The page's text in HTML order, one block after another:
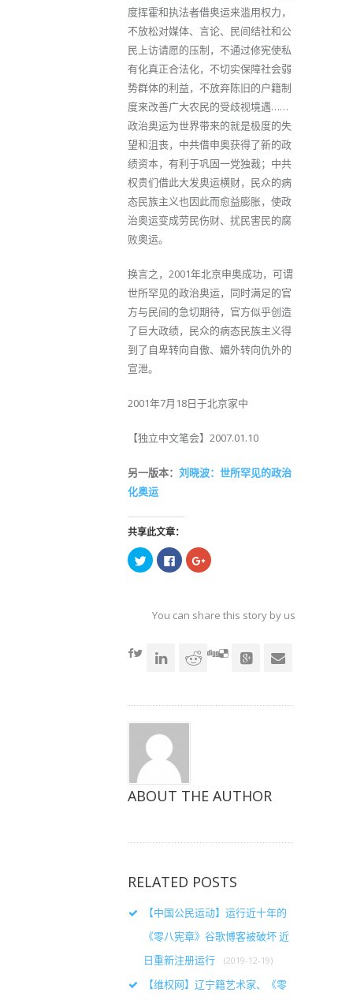
度挥霍和执法者借奥运来滥用权力，
不放松对媒体、言论、民间结社和公
民上访请愿的压制，不通过修宪使私
有化真正合法化，不切实保障社会弱
势群体的利益，不放弃陈旧的户籍制
度来改善广大农民的受歧视境遇……
政治奥运为世界带来的就是极度的失
望和沮丧，中共借申奥获得了新的政
绩资本，有利于巩固一党独裁；中共
权贵们借此大发奥运横财，民众的病
态民族主义也因此而愈益膨胀，使政
治奥运变成劳民伤财、扰民害民的腐
败奥运。
换言之，2001年北京申奥成功，可谓
世所罕见的政治奥运，同时满足的官
方与民间的急切期待，官方似乎创造
了巨大政绩，民众的病态民族主义得
到了自卑转向自傲、媚外转向仇外的
宣泄。
2001年7月18日于北京家中
【独立中文笔会】2007.01.10
另一版本： 刘晓波：世所罕见的政治
化奥运
共享此文章：
点
击
共
享
窗
口
点
击
共
享
口
点
击
共
享
窗
口
You can share this story by using your
ABOUT THE AUTHOR
RELATED POSTS
【中国公民运动】运行近十年的
《零八宪章》谷歌博客被破坏 近
日重新注册运行
(2019-12-19)
【维权网】辽宁籍艺术家、《零